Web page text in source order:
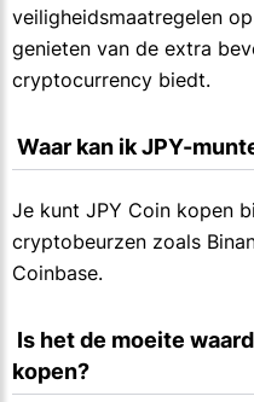
veiligheidsmaatregelen
genieten van de extra
cryptocurrency biedt.
Waar kan ik JPY-
Je kunt JPY Coin kopen
cryptobeurzen zoals
Coinbase.
kopen?